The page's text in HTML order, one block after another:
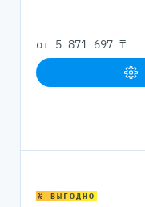
от 5 871 697 ₸
% ВЫГОДНО